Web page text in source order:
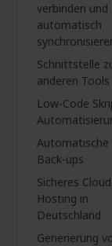
verbinden und
automatisch
Schnittstelle
anderen Tools
Low-Code
Automatische
Back-ups
Sicheres
Hosting in
Deutschland
Generierung